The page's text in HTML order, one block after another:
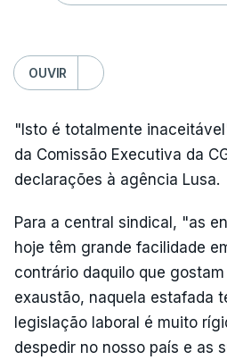
OUVIR
"Isto é totalmente
da Comissão Executiva da
declarações à agência Lusa.
Para a central sindical, "as
hoje têm grande facilidade
contrário daquilo que
exaustão, naquela estafada
legislação laboral é muito
despedir no nosso país e as